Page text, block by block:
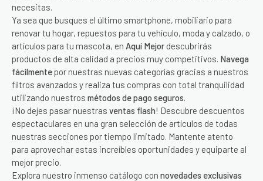
necesitas.
Ya sea que busques el último smartphone, mobiliario para
renovar tu hogar, repuestos para tu vehículo, moda y calzado, o
artículos para tu mascota, en Aquí Mejor descubrirás
productos de alta calidad a precios muy competitivos. Navega
fácilmente por nuestras nuevas categorías gracias a nuestros
filtros avanzados y realiza tus compras con total tranquilidad
utilizando nuestros métodos de pago seguros.
¡No dejes pasar nuestras ventas flash! Descubre descuentos
espectaculares en una gran selección de artículos de todas
nuestras secciones por tiempo limitado. Mantente atento
para aprovechar estas increíbles oportunidades y equiparte al
mejor precio.
Explora nuestro inmenso catálogo con novedades exclusivas